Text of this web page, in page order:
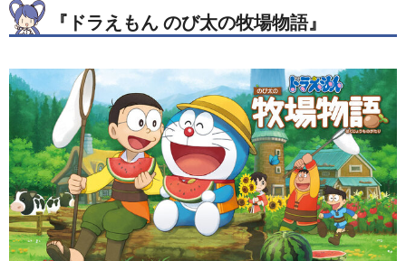
『ドラえもん のび太の牧場物語』